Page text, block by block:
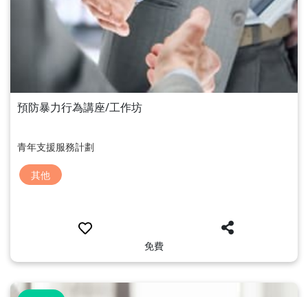
預防暴力行為講座/工作坊
青年支援服務計劃
其他
免費